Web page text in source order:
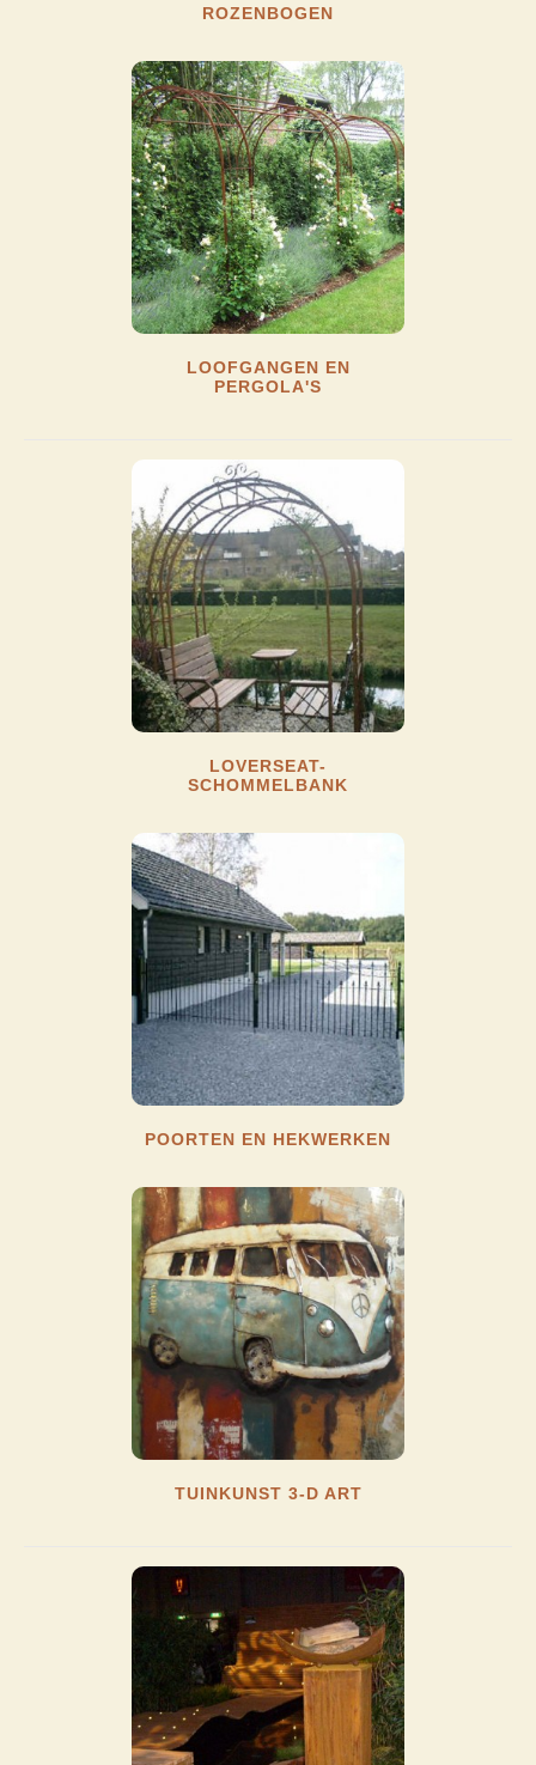
ROZENBOGEN
LOOFGANGEN EN
PERGOLA'S
LOVERSEAT-
SCHOMMELBANK
POORTEN EN HEKWERKEN
TUINKUNST 3-D ART